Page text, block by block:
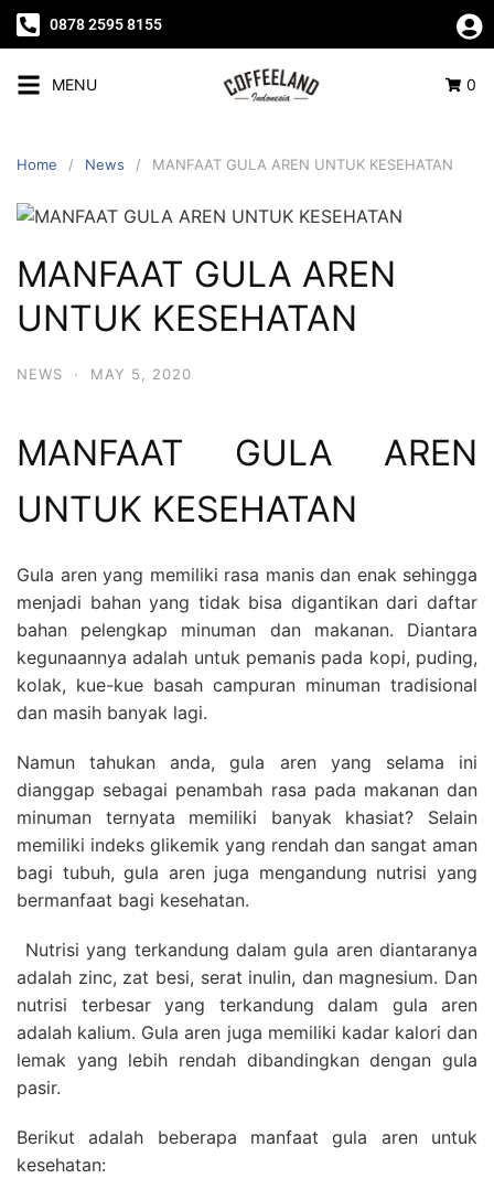
0878 2595 8155
MENU 0
Home News MANFAAT GULA AREN UNTUK KESEHATAN
MANFAAT GULA AREN
UNTUK KESEHATAN
NEWS · MAY 5, 2020
MANFAAT GULA AREN
UNTUK KESEHATAN
Gula aren yang memiliki rasa manis dan enak sehingga
menjadi bahan yang tidak bisa digantikan dari daftar
bahan pelengkap minuman dan makanan. Diantara
kegunaannya adalah untuk pemanis pada kopi, puding,
kolak, kue-kue basah campuran minuman tradisional
dan masih banyak lagi.
Namun tahukan anda, gula aren yang selama ini
dianggap sebagai penambah rasa pada makanan dan
minuman ternyata memiliki banyak khasiat? Selain
memiliki indeks glikemik yang rendah dan sangat aman
bagi tubuh, gula aren juga mengandung nutrisi yang
bermanfaat bagi kesehatan.
Nutrisi yang terkandung dalam gula aren diantaranya
adalah zinc, zat besi, serat inulin, dan magnesium. Dan
nutrisi terbesar yang terkandung dalam gula aren
adalah kalium. Gula aren juga memiliki kadar kalori dan
lemak yang lebih rendah dibandingkan dengan gula
pasir.
Berikut adalah beberapa manfaat gula aren untuk
kesehatan: